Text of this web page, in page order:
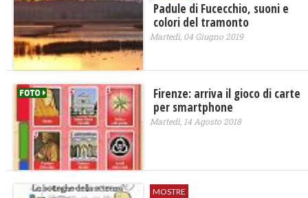
Padule di Fucecchio, suoni e
colori del tramonto
Martedì, 04 Giugno 2019
Firenze: arriva il gioco di carte
per smartphone
Martedì, 14 Agosto 2018
MOSTRE